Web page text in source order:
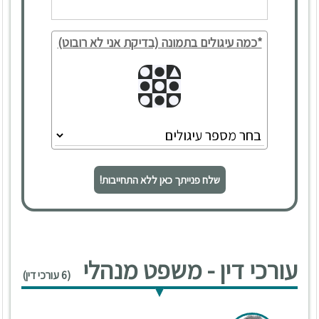
*כמה עיגולים בתמונה (בדיקת אני לא רובוט)
שלח פנייתך כאן ללא התחייבות!
עורכי דין - משפט מנהלי (6 עורכי דין)